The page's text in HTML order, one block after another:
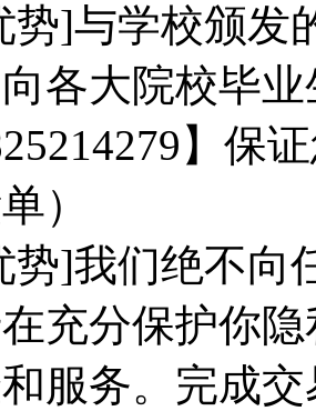
势]与学校颁发
向各大院校毕
】保
）
势]我们绝不向
充分保护你
服务。完成交